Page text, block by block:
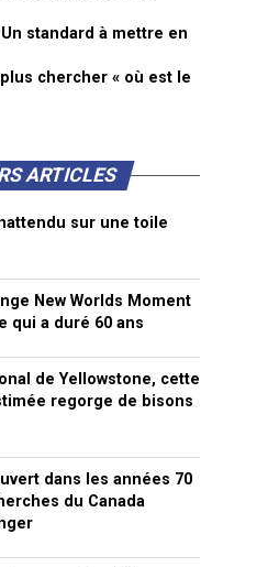
standard à mettre en
chercher « où est le
ARTICLES
sur une toile
New Worlds Moment
qui a duré 60 ans
de Yellowstone, cette
regorge de bisons
dans les années 70
du Canada